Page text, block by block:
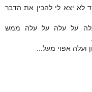
לא יצא לי להכין את הדבר
עלה על עלה על עלה ממש
ועלה אפוי מעל...